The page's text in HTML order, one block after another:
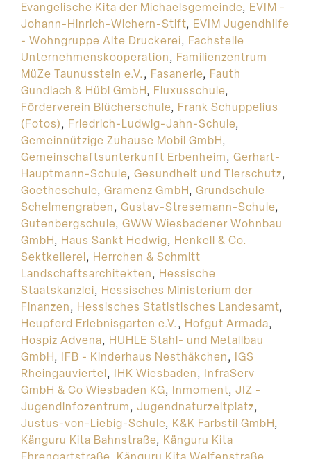
Evangelische Kita der Michaelsgemeinde, EVIM -
Johann-Hinrich-Wichern-Stift, EVIM Jugendhilfe
- Wohngruppe Alte Druckerei, Fachstelle
Unternehmenskooperation, Familienzentrum
MüZe Taunusstein e.V., Fasanerie, Fauth
Gundlach & Hübl GmbH, Fluxusschule,
Förderverein Blücherschule, Frank Schuppelius
(Fotos), Friedrich-Ludwig-Jahn-Schule,
Gemeinnützige Zuhause Mobil GmbH,
Gemeinschaftsunterkunft Erbenheim, Gerhart-
Hauptmann-Schule, Gesundheit und Tierschutz,
Goetheschule, Gramenz GmbH, Grundschule
Schelmengraben, Gustav-Stresemann-Schule,
Gutenbergschule, GWW Wiesbadener Wohnbau
GmbH, Haus Sankt Hedwig, Henkell & Co.
Sektkellerei, Herrchen & Schmitt
Landschaftsarchitekten, Hessische
Staatskanzlei, Hessisches Ministerium der
Finanzen, Hessisches Statistisches Landesamt,
Heupferd Erlebnisgarten e.V., Hofgut Armada,
Hospiz Advena, HUHLE Stahl- und Metallbau
GmbH, IFB - Kinderhaus Nesthäkchen, IGS
Rheingauviertel, IHK Wiesbaden, InfraServ
GmbH & Co Wiesbaden KG, Inmoment, JIZ -
Jugendinfozentrum, Jugendnaturzeltplatz,
Justus-von-Liebig-Schule, K&K Farbstil GmbH,
Känguru Kita Bahnstraße, Känguru Kita